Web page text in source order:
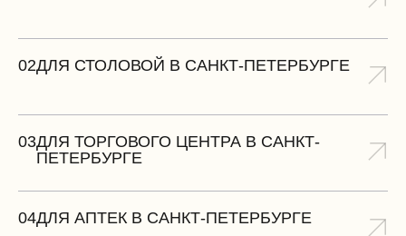
02ДЛЯ СТОЛОВОЙ В САНКТ-ПЕТЕРБУРГЕ
03ДЛЯ ТОРГОВОГО ЦЕНТРА В САНКТ-
ПЕТЕРБУРГЕ
04ДЛЯ АПТЕК В САНКТ-ПЕТЕРБУРГЕ